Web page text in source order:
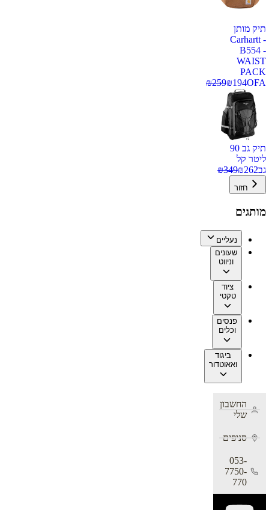
תיק מותן
Carhartt -
B554 -
WAIST
PACK
OFA
₪194
₪259
תיק גב 90
ליטר קל
גב
₪262
₪349
חזור
מותגים
נעליים
שעונים
וניווט
ציוד
טקטי
פנסים
וכלים
ביגוד
ואאוטדור
החשבון
שלי
סניפים
053-
7750-
770